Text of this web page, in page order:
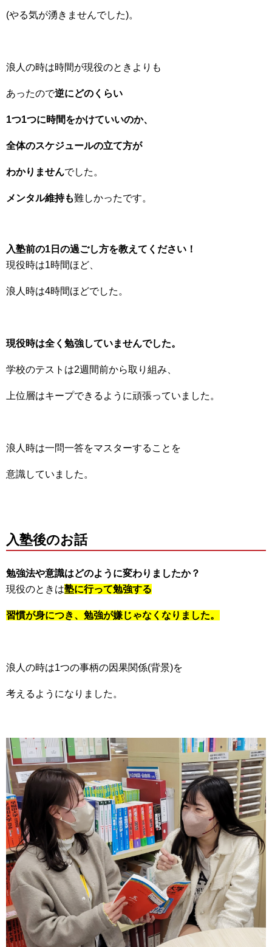
(やる気が湧きませんでした)。
浪人の時は時間が現役のときよりも
あったので逆にどのくらい
1つ1つに時間をかけていいのか、
全体のスケジュールの立て方が
わかりませんでした。
メンタル維持も難しかったです。
入塾前の1日の過ごし方を教えてください！
現役時は1時間ほど、
浪人時は4時間ほどでした。
現役時は全く勉強していませんでした。
学校のテストは2週間前から取り組み、
上位層はキープできるように頑張っていました。
浪人時は一問一答をマスターすることを
意識していました。
入塾後のお話
勉強法や意識はどのように変わりましたか？
現役のときは塾に行って勉強する
習慣が身につき、勉強が嫌じゃなくなりました。
浪人の時は1つの事柄の因果関係(背景)を
考えるようになりました。